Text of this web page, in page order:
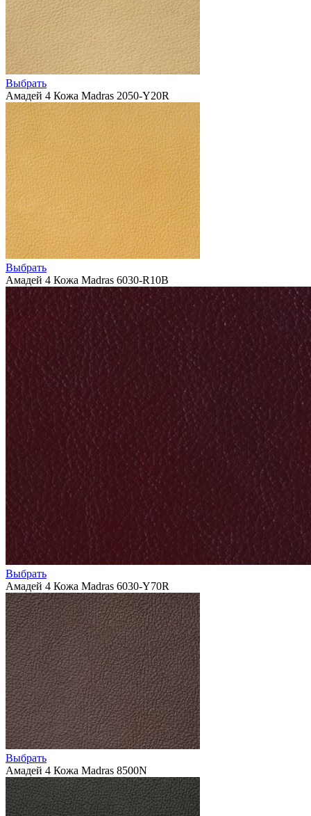
Выбрать
Амадей 4 Кожа Madras 2050-Y20R
Выбрать
Амадей 4 Кожа Madras 6030-R10B
Выбрать
Амадей 4 Кожа Madras 6030-Y70R
Выбрать
Амадей 4 Кожа Madras 8500N